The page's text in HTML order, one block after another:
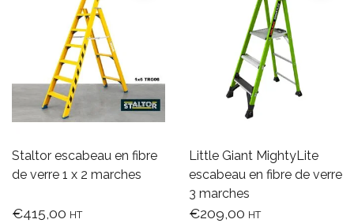
Staltor escabeau en fibre
de verre 1 x 2 marches
€415,00 HT
Little Giant MightyLite
escabeau en fibre de verre
3 marches
€209,00 HT